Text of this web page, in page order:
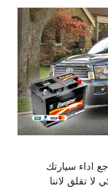
اداء سيارتك
تقلق لاننا